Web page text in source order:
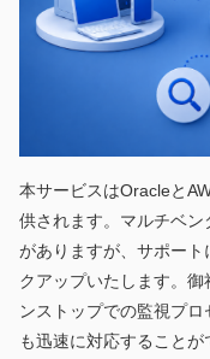
本サービスはOracleと
供されます。マルチベン
がありますが、サポート
クアップいたします。
ンストップでの監視プ
も迅速に対応すること